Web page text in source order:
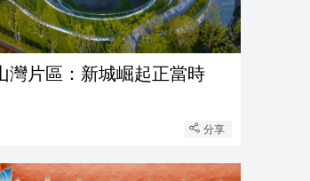
灣片區：新城崛起正當時
分享